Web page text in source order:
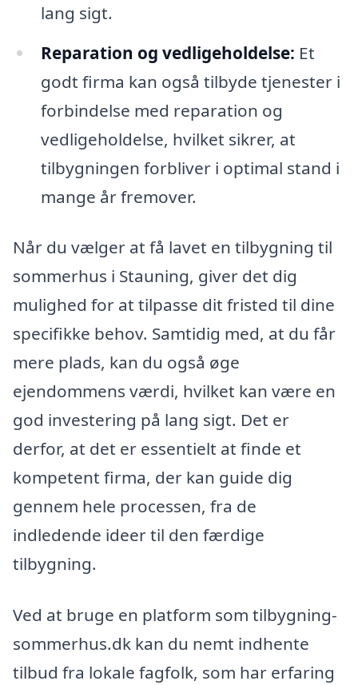
lang sigt.
Reparation og vedligeholdelse: Et
godt firma kan også tilbyde tjenester i
forbindelse med reparation og
vedligeholdelse, hvilket sikrer, at
tilbygningen forbliver i optimal stand i
mange år fremover.
Når du vælger at få lavet en tilbygning til
sommerhus i Stauning, giver det dig
mulighed for at tilpasse dit fristed til dine
specifikke behov. Samtidig med, at du får
mere plads, kan du også øge
ejendommens værdi, hvilket kan være en
god investering på lang sigt. Det er
derfor, at det er essentielt at finde et
kompetent firma, der kan guide dig
gennem hele processen, fra de
indledende ideer til den færdige
tilbygning.
Ved at bruge en platform som tilbygning-
sommerhus.dk kan du nemt indhente
tilbud fra lokale fagfolk, som har erfaring